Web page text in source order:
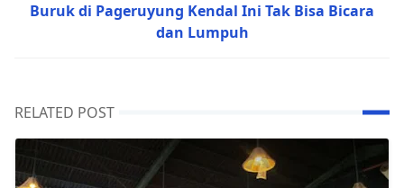
Buruk di Pageruyung Kendal Ini Tak Bisa Bicara
dan Lumpuh
RELATED POST